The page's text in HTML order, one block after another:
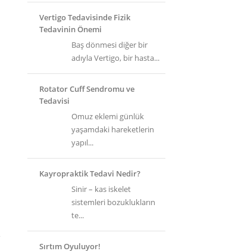
Vertigo Tedavisinde Fizik
Tedavinin Önemi
Baş dönmesi diğer bir
adıyla Vertigo, bir hasta...
Rotator Cuff Sendromu ve
Tedavisi
Omuz eklemi günlük
yaşamdaki hareketlerin
yapıl...
Kayropraktik Tedavi Nedir?
Sinir – kas iskelet
sistemleri bozuklukların
te...
Sırtım Oyuluyor!